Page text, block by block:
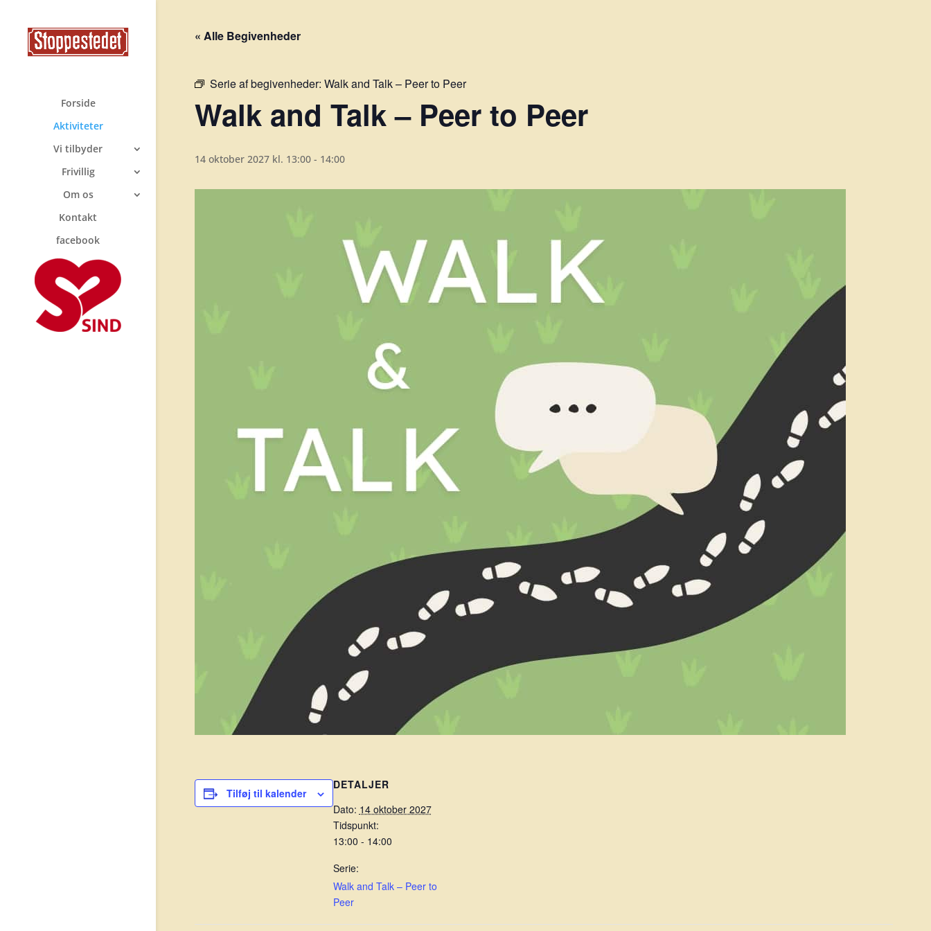
Forside
Aktiviteter
Vi tilbyder
Frivillig
Om os
Kontakt
facebook
« Alle Begivenheder
Serie af begivenheder: Walk and Talk – Peer to Peer
Walk and Talk – Peer to Peer
14 oktober 2027 kl. 13:00- 14:00
Tilføj til kalender
DETALJER
Dato: 14 oktober 2027
Tidspunkt:
13:00 - 14:00
Serie:
Walk and Talk – Peer to
Peer